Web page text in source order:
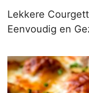
Lekkere
Eenvoudig en